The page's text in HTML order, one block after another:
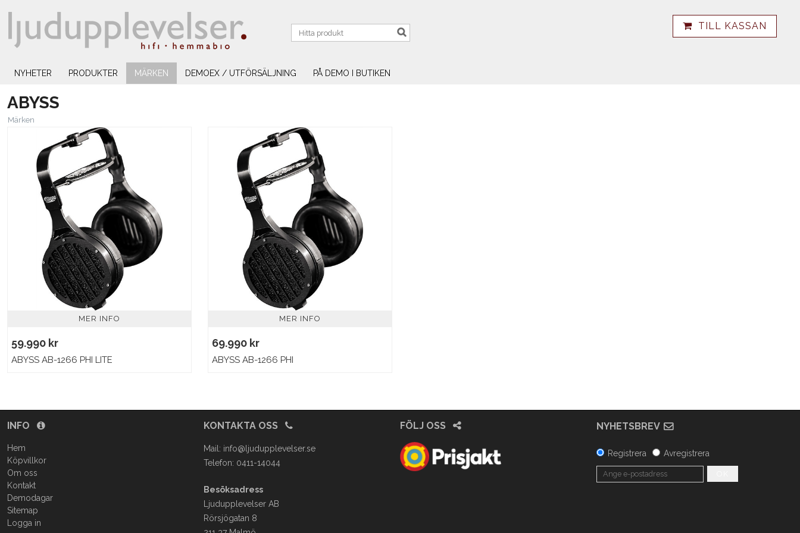
TILL KASSAN
NYHETER PRODUKTER MÄRKEN DEMOEX / UTFÖRSÄLJNING PÅ DEMO I BUTIKEN
ABYSS
Märken
MER INFO
59.990 kr
ABYSS AB-1266 PHI LITE
MER INFO
69.990 kr
ABYSS AB-1266 PHI
INFO
Hem
Köpvillkor
Om oss
Kontakt
Demodagar
Sitemap
Logga in
KONTAKTA OSS
Mail: info@ljudupplevelser.se
Telefon: 0411-14044
Besöksadress
Ljudupplevelser AB
Rörsjögatan 8
FÖLJ OSS NYHETSBREV
Registrera Avregistrera